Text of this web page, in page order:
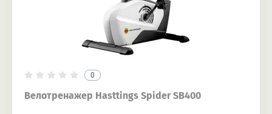
0
Велотренажер Hasttings Spider SB400